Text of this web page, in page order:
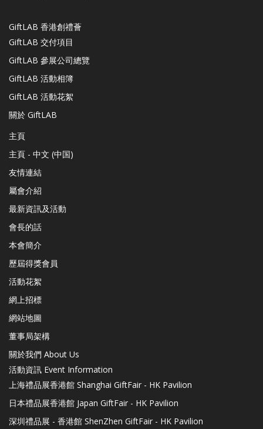
GiftLAB 香港創禮薈
GiftLAB 交付項目
GiftLAB 參展公司總覽
GiftLAB 活動相簿
GiftLAB 活動花絮
關於 GiftLAB
主頁
主頁 - 中文 (中国)
友情連結
屬會介紹
最新資訊及活動
會長的話
本會簡介
歷屆得獎會員
活動花絮
網上招標
網站地圖
董事局架構
關於我們 About Us
活動資訊 Event Information
上海禮品展香港館 Shanghai GiftFair - HK Pavilion
日本禮品展香港館 Japan GiftFair - HK Pavilion
深圳禮品展 - 香港館 ShenZhen GiftFair - HK Pavilion